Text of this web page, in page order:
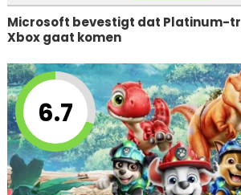
Microsoft bevestigt dat Platinum-
Xbox gaat komen
6.7